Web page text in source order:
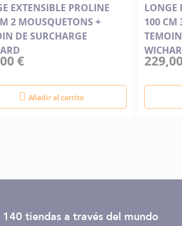
EXTENSIBLE PROLINE
2 MOUSQUETONS +
DE SURCHARGE
€
Añadir al carrito
LONGE
100 CM
140 tiendasa través del mundo